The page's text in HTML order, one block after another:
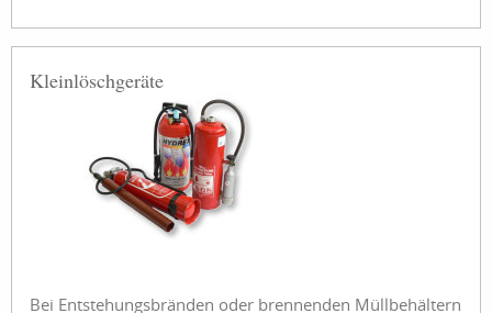
Kleinlöschgeräte
Bei Entstehungsbränden oder brennenden Müllbehältern